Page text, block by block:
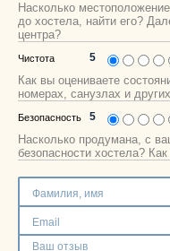
Насколько
до хостела, найти его?
центра?
Чистота 5
Как вы оцениваете
номерах, санузлах и
Безопасность 5
Насколько продумана, с
безопасности хостела?
Наши группы
в социальных сетях
Бесплатный по России
8 (800) 222-58-32
Москва
+7 (495) 646-74-40
Петербург
+7 (812) 418-22-18
Полная версия сайта